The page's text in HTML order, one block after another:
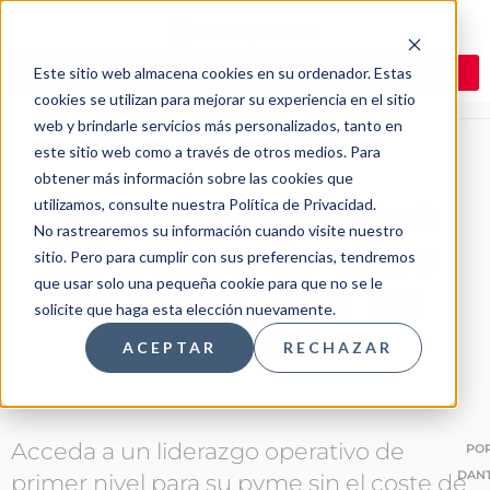
Este sitio web almacena cookies en su ordenador. Estas
cookies se utilizan para mejorar su experiencia en el sitio
web y brindarle servicios más personalizados, tanto en
este sitio web como a través de otros medios. Para
obtener más información sobre las cookies que
utilizamos, consulte nuestra Política de Privacidad.
No rastrearemos su información cuando visite nuestro
sitio. Pero para cumplir con sus preferencias, tendremos
que usar solo una pequeña cookie para que no se le
solicite que haga esta elección nuevamente.
ACEPTAR RECHAZAR
El COO fraccional:
liderazgo de clase
mundial para las
pymes
Acceda a un liderazgo operativo de
primer nivel para su pyme sin el coste de